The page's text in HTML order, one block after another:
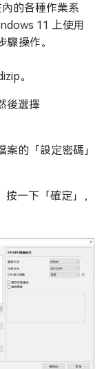
的各種作業系
11 上使用
操作。
。
後選擇
的「設定密碼」
一下「確定」，